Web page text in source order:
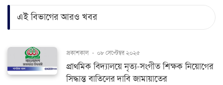
এই বিভাগের আরও খবর
প্রকাশকাল - ০৮ সেপ্টেম্বর ২০২৫
প্রাথমিক বিদ্যালয়ে নৃত্য-সংগীত শিক্ষক নিয়োগের
সিদ্ধান্ত বাতিলের দাবি জামায়াতের